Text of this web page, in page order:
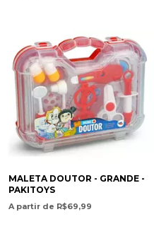
MALETA DOUTOR - GRANDE -
PAKITOYS
A partir de R$69,99